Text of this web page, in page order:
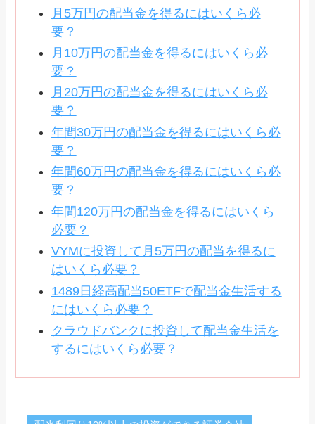
月5万円の配当金を得るにはいくら必
要？
月10万円の配当金を得るにはいくら必
要？
月20万円の配当金を得るにはいくら必
要？
年間30万円の配当金を得るにはいくら必
要？
年間60万円の配当金を得るにはいくら必
要？
年間120万円の配当金を得るにはいくら
必要？
VYMに投資して月5万円の配当を得るに
はいくら必要？
1489日経高配当50ETFで配当金生活する
にはいくら必要？
クラウドバンクに投資して配当金生活を
するにはいくら必要？